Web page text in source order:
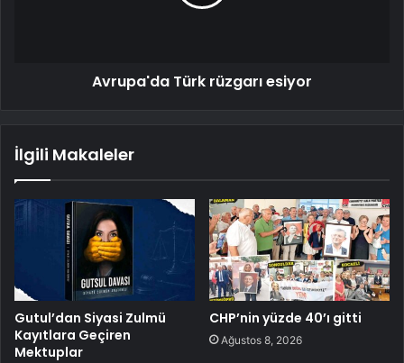
Avrupa'da Türk rüzgarı esiyor
İlgili Makaleler
Gutul’dan Siyasi Zulmü
Kayıtlara Geçiren
Mektuplar
CHP’nin yüzde 40’ı gitti
Ağustos 8, 2026